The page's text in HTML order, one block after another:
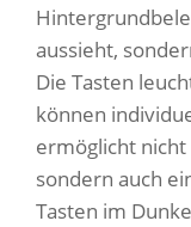
aussieht,
Die Tasten
können
ermöglicht
sondern auch
Tasten im